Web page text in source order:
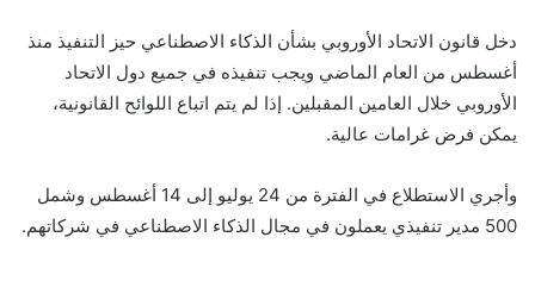
دخل قانون الاتحاد الأوروبي بشأن الذكاء الاصطناعي حيز التنفيذ منذ
أغسطس من العام الماضي ويجب تنفيذه في جميع دول الاتحاد
الأوروبي خلال العامين المقبلين. إذا لم يتم اتباع اللوائح القانونية،
يمكن فرض غرامات عالية.
وأجري الاستطلاع في الفترة من 24 يوليو إلى 14 أغسطس وشمل
500 مدير تنفيذي يعملون في مجال الذكاء الاصطناعي في شركاتهم.